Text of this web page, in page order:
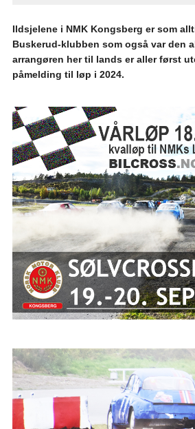
Ildsjelene i NMK Kongsberg er som
Buskerud-klubben som også var den
arrangøren her til lands er aller først
påmelding til løp i 2024.